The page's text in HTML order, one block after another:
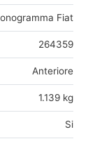
Fiat
264359
Anteriore
1.139 kg
Si